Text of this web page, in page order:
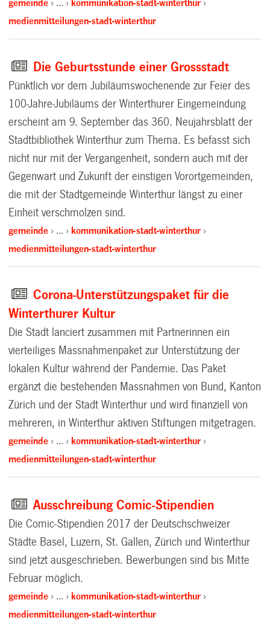
gemeinde …
kommunikation-stadt-winterthur
medienmitteilungen-stadt-winterthur
Die Geburtsstunde einer Grossstadt
Pünktlich vor dem Jubiläumswochenende zur Feier des
100-Jahre-Jubiläums der Winterthurer Eingemeindung
erscheint am 9. September das 360. Neujahrsblatt der
Stadtbibliothek Winterthur zum Thema. Es befasst sich
nicht nur mit der Vergangenheit, sondern auch mit der
Gegenwart und Zukunft der einstigen Vorortgemeinden,
die mit der Stadtgemeinde Winterthur längst zu einer
Einheit verschmolzen sind.
gemeinde …
kommunikation-stadt-winterthur
medienmitteilungen-stadt-winterthur
Corona-Unterstützungspaket für die
Winterthurer Kultur
Die Stadt lanciert zusammen mit Partnerinnen ein
vierteiliges Massnahmenpaket zur Unterstützung der
lokalen Kultur während der Pandemie. Das Paket
ergänzt die bestehenden Massnahmen von Bund, Kanton
Zürich und der Stadt Winterthur und wird finanziell von
mehreren, in Winterthur aktiven Stiftungen mitgetragen.
gemeinde …
kommunikation-stadt-winterthur
medienmitteilungen-stadt-winterthur
Ausschreibung Comic-Stipendien
Die Comic-Stipendien 2017 der Deutschschweizer
Städte Basel, Luzern, St. Gallen, Zürich und Winterthur
sind jetzt ausgeschrieben. Bewerbungen sind bis Mitte
Februar möglich.
gemeinde …
kommunikation-stadt-winterthur
medienmitteilungen-stadt-winterthur